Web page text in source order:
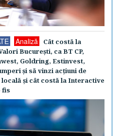
Analiză
Cât costă la
Bucureşti, ca BT CP,
Goldring, Estinvest,
şi să vinzi acţiuni de
locală şi cât costă la Interactive
fis